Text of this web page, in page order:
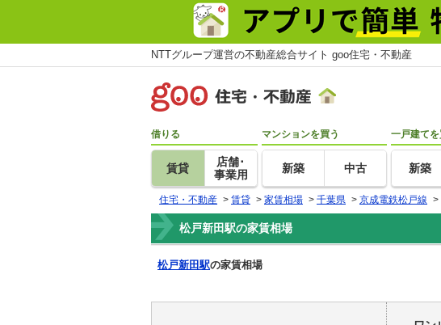
NTTグループ運営の不動産総合サイト goo住宅・不動産
借りる
賃貸
店舗･
事業用
マンションを買う
新築 中古
一戸建てを
新築
住宅・不動産 > 賃貸 > 家賃相場 > 千葉県 > 京成電鉄松戸線 >
松戸新田駅の家賃相場
松戸新田駅の家賃相場